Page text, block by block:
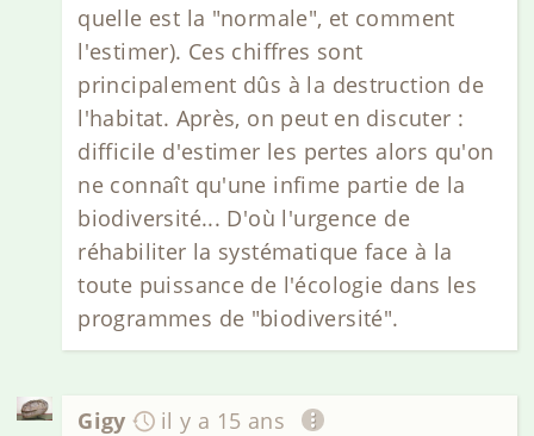
quelle est la "normale", et comment
l'estimer). Ces chiffres sont
principalement dûs à la destruction de
l'habitat. Après, on peut en discuter :
difficile d'estimer les pertes alors qu'on
ne connaît qu'une infime partie de la
biodiversité... D'où l'urgence de
réhabiliter la systématique face à la
toute puissance de l'écologie dans les
programmes de "biodiversité".
Gigy il y a 15 ans